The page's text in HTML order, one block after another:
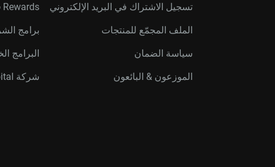
تسجيل الاشتراك في البريد الإلكتروني
الملف المجمّع للمنتجات
سياسة الضمان
الموزعون & البائعون
Rewards
برامج
البرامج
شركة Western Digital Capital